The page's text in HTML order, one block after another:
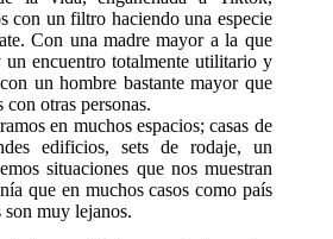
con un filtro haciendo una especie
Con una madre mayor a la que
encuentro totalmente utilitario y
un hombre bastante mayor que
otras personas.
en muchos espacios; casas de
edificios, sets de rodaje, un
situaciones que nos muestran
que en muchos casos como país
muy lejanos.